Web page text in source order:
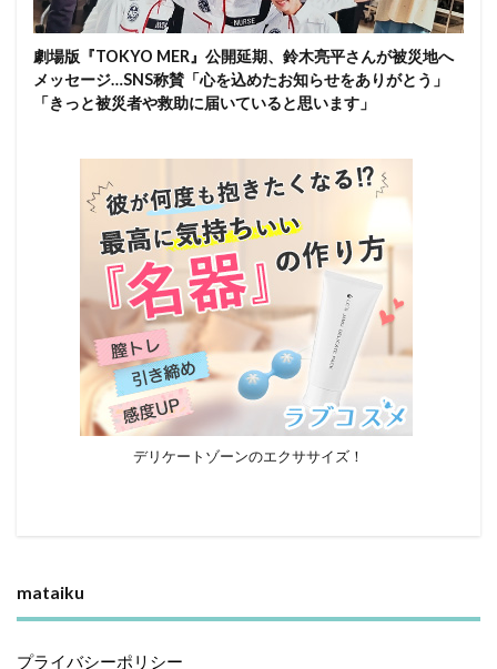
劇場版『TOKYO MER』公開延期、鈴木亮平さんが被災地へ
メッセージ…SNS称賛「心を込めたお知らせをありがとう」
「きっと被災者や救助に届いていると思います」
デリケートゾーンのエクササイズ！
mataiku
プライバシーポリシー